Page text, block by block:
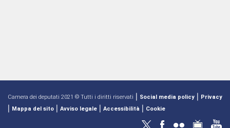
Camera dei deputati 2021 © Tutti i diritti riservati | Social media policy | Privacy
| Mappa del sito | Avviso legale | Accessibilità | Cookie